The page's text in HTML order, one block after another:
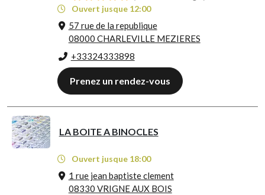
Ouvert jusque 12:00
57 rue de la republique
08000 CHARLEVILLE MEZIERES
+33324333898
Prenez un rendez-vous
LA BOITE A BINOCLES
Ouvert jusque 18:00
1 rue jean baptiste clement
08330 VRIGNE AUX BOIS